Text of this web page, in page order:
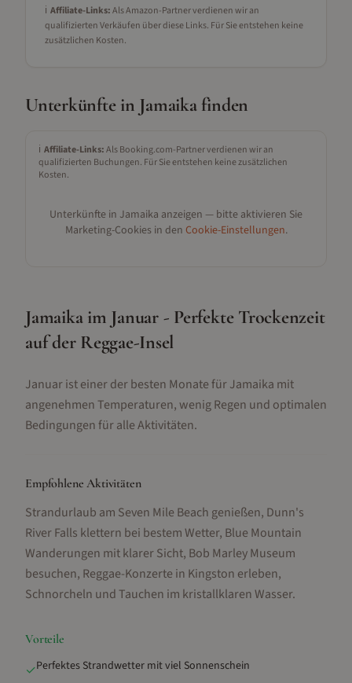
ℹ️ Affiliate-Links:Als Amazon-Partner verdienen wir an
qualifizierten Verkäufen über diese Links. Für Sie entstehen keine
zusätzlichen Kosten.
Unterkünfte in Jamaikafinden
ℹ️ Affiliate-Links:Als Booking.com-Partner verdienen wir an
qualifizierten Buchungen. Für Sie entstehen keine zusätzlichen
Kosten.
Unterkünfte in Jamaika anzeigen — bitte aktivieren Sie
Marketing-Cookies in den Cookie-Einstellungen.
Jamaika im Januar - Perfekte Trockenzeit
auf der Reggae-Insel
Januar ist einer der besten Monate für Jamaika mit
angenehmen Temperaturen, wenig Regen und optimalen
Bedingungen für alle Aktivitäten.
Empfohlene Aktivitäten
Strandurlaub am Seven Mile Beach genießen, Dunn's
River Falls klettern bei bestem Wetter, Blue Mountain
Wanderungen mit klarer Sicht, Bob Marley Museum
besuchen, Reggae-Konzerte in Kingston erleben,
Schnorcheln und Tauchen im kristallklaren Wasser.
Vorteile
✓Perfektes Strandwetter mit viel Sonnenschein